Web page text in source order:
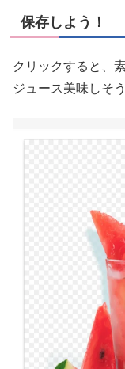
保存しよう！
クリックすると、
ジュース美味しそ